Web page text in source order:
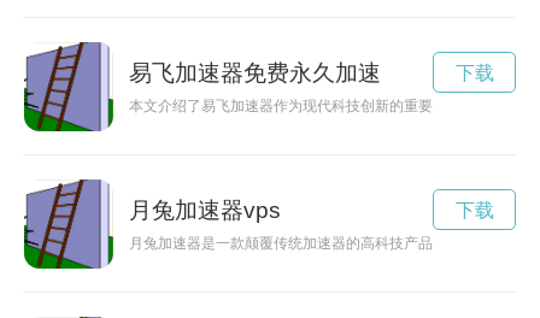
易飞加速器免费永久加速
本文介绍了易飞加速器作为现代科技创新的重要成果，如何提
下载
月兔加速器vps
月兔加速器是一款颠覆传统加速器的高科技产品，通过创新的
下载